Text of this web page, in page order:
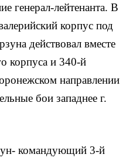
генерал-лейтенанта. В
корпус под
действовал вместе
корпуса и 340-й
направлении
бои западнее г.
командующий 3-й